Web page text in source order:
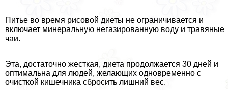
Питье во время рисовой диеты не ограничивается и
включает минеральную негазированную воду и травяные
чаи.
Эта, достаточно жесткая, диета продолжается 30 дней и
оптимальна для людей, желающих одновременно с
очисткой кишечника сбросить лишний вес.